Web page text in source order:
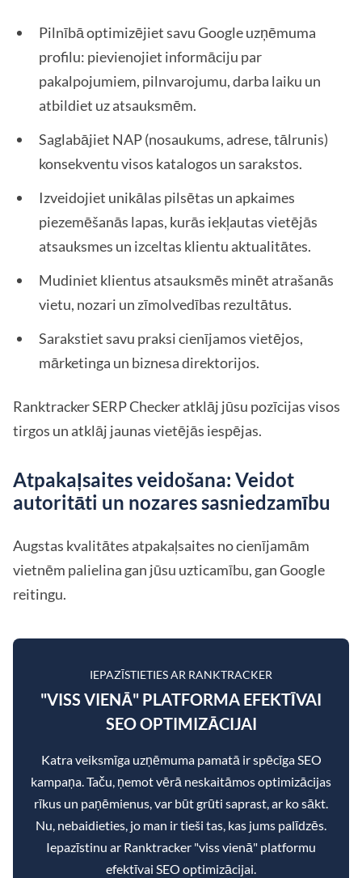
Pilnībā optimizējiet savu Google uzņēmuma
profilu: pievienojiet informāciju par
pakalpojumiem, pilnvarojumu, darba laiku un
atbildiet uz atsauksmēm.
Saglabājiet NAP (nosaukums, adrese, tālrunis)
konsekventu visos katalogos un sarakstos.
Izveidojiet unikālas pilsētas un apkaimes
piezemēšanās lapas, kurās iekļautas vietējās
atsauksmes un izceltas klientu aktualitātes.
Mudiniet klientus atsauksmēs minēt atrašanās
vietu, nozari un zīmolvedības rezultātus.
Sarakstiet savu praksi cienījamos vietējos,
mārketinga un biznesa direktorijos.
Ranktracker SERP Checker atklāj jūsu pozīcijas visos
tirgos un atklāj jaunas vietējās iespējas.
Atpakaļsaites veidošana: Veidot
autoritāti un nozares sasniedzamību
Augstas kvalitātes atpakaļsaites no cienījamām
vietnēm palielina gan jūsu uzticamību, gan Google
reitingu.
IEPAZĪSTIETIES AR RANKTRACKER
"VISS VIENĀ" PLATFORMA EFEKTĪVAI
SEO OPTIMIZĀCIJAI
Katra veiksmīga uzņēmuma pamatā ir spēcīga SEO
kampaņa. Taču, ņemot vērā neskaitāmos optimizācijas
rīkus un paņēmienus, var būt grūti saprast, ar ko sākt.
Nu, nebaidieties, jo man ir tieši tas, kas jums palīdzēs.
Iepazīstinu ar Ranktracker "viss vienā" platformu
efektīvai SEO optimizācijai.